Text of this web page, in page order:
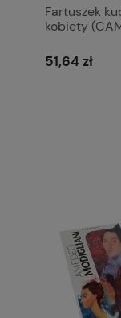
Fartuszek
kobiety
51,64 zł